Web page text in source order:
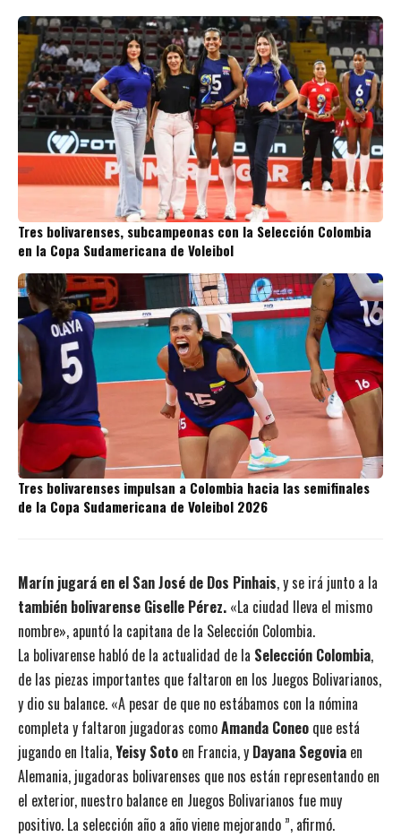
Tres bolivarenses, subcampeonas con la Selección Colombia
en la Copa Sudamericana de Voleibol
Tres bolivarenses impulsan a Colombia hacia las semifinales
de la Copa Sudamericana de Voleibol 2026
Marín jugará en el San José de Dos Pinhais, y se irá junto a la
también bolivarense Giselle Pérez. «La ciudad lleva el mismo
nombre», apuntó la capitana de la Selección Colombia.
La bolivarense habló de la actualidad de la Selección Colombia,
de las piezas importantes que faltaron en los Juegos Bolivarianos,
y dio su balance. «A pesar de que no estábamos con la nómina
completa y faltaron jugadoras comoAmanda Coneo que está
jugando en Italia,Yeisy Soto en Francia, y Dayana Segovia en
Alemania, jugadoras bolivarenses que nos están representando en
el exterior, nuestro balance en Juegos Bolivarianos fue muy
positivo. La selección año a año viene mejorando ”, afirmó.